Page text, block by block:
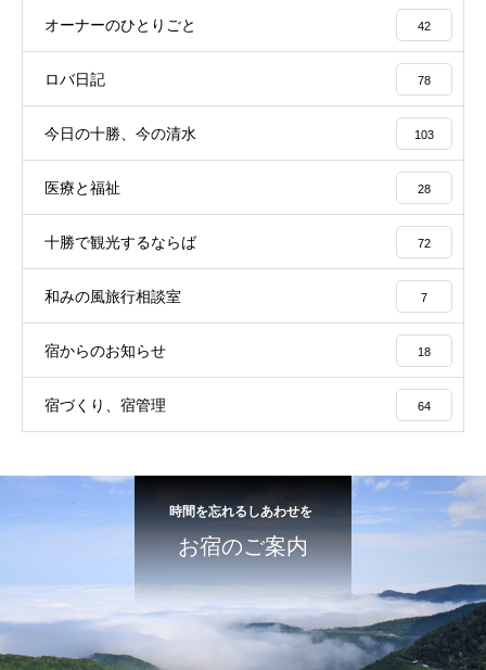
オーナーのひとりごと 42
ロバ日記 78
今日の十勝、今の清水 103
医療と福祉 28
十勝で観光するならば 72
和みの風旅行相談室 7
宿からのお知らせ 18
宿づくり、宿管理 64
時間を忘れるしあわせを
お宿のご案内